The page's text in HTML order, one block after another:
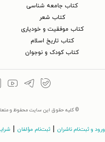
کتاب جامعه شناسی
کتاب شعر
کتاب موفقیت و خودیاری
کتاب تاریخ اسلام
کتاب کودک و نوجوان
© کلیه حقوق این سایت محفوظ و
ورود و ثبت‌نام ناشران ثبت‌نام مؤلفان